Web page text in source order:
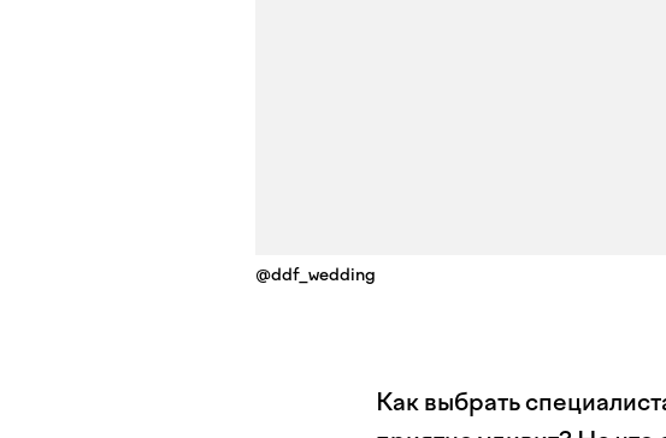
@ddf_wedding
Как выбрать